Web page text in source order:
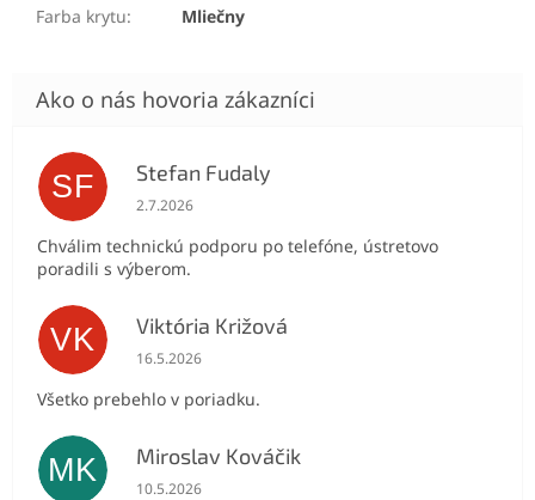
Farba krytu: Mliečny
SF Stefan Fudaly
Hodnotenie obchodu je 5 z 5 hviezdičiek.
2.7.2026
Chválim technickú podporu po telefóne, ústretovo
poradili s výberom.
VK Viktória Križová
Hodnotenie obchodu je 5 z 5 hviezdičiek.
16.5.2026
Všetko prebehlo v poriadku.
MK Miroslav Kováčik
Hodnotenie obchodu je 5 z 5 hviezdičiek.
10.5.2026